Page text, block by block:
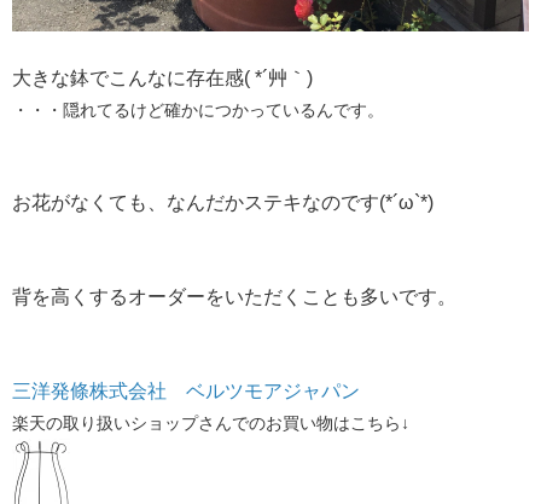
大きな鉢でこんなに存在感( *´艸｀)
・・・隠れてるけど確かにつかっているんです。
お花がなくても、なんだかステキなのです(*´ω`*)
背を高くするオーダーをいただくことも多いです。
三洋発條株式会社 ベルツモアジャパン
楽天の取り扱いショップさんでのお買い物はこちら↓